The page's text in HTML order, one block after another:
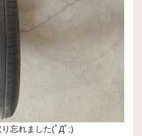
り忘れました(ﾟДﾟ;)